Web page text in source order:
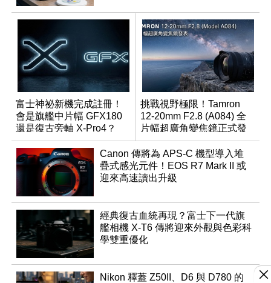
富士神祕新機完成註冊！
會是旗艦中片幅 GFX180
還是復古旁軸 X-Pro4？
挑戰視野極限！Tamron
12-20mm F2.8 (A084) 全
片幅超廣角變焦鏡正式發
表
Canon 傳將為 APS-C 機型導入堆
疊式感光元件！EOS R7 Mark II 或
迎來高速讀出升級
經典復古血統再現？富士下一代旗
艦相機 X-T6 傳將迎來外觀與色彩科
學雙重優化
Nikon 釋蓋 Z50II、D6 與 D780 的